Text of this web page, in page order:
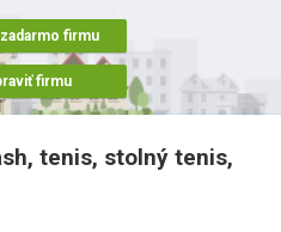
firmu
firmu
tenis, stolný tenis,